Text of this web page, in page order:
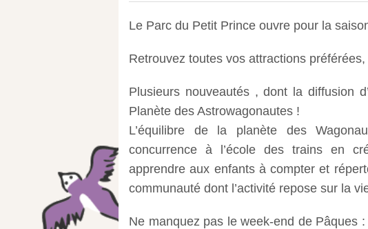
Le Parc du Petit Prince ouvre pour la
Retrouvez toutes vos attractions
Plusieurs nouveautés , dont la diffusion
Planète des Astrowagonautes !
L’équilibre de la planète des
concurrence à l’école des trains en
apprendre aux enfants à compter et
communauté dont l’activité repose sur la
Ne manquez pas le week-end de Pâques